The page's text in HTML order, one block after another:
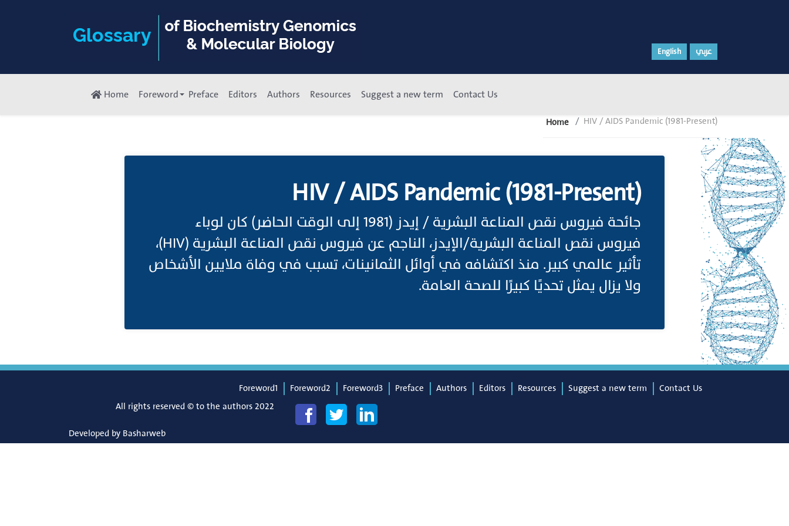
English عربي
Home Foreword Preface Editors Authors Resources Suggest a new term Contact Us
Home HIV / AIDS Pandemic (1981-Present)
HIV / AIDS Pandemic (1981-Present)
جائحة فيروس نقص المناعة البشرية / إيدز (1981 إلى الوقت الحاضر) كان لوباء
فيروس نقص المناعة البشرية/الإيدز، الناجم عن فيروس نقص المناعة البشرية (HIV)،
تأثير عالمي كبير. منذ اكتشافه في أوائل الثمانينات، تسبب في وفاة ملايين الأشخاص
ولا يزال يمثل تحديًا كبيرًا للصحة العامة.
Foreword1 Foreword2 Foreword3 Preface Authors Editors Resources Suggest a new term
Contact Us
All rights reserved © to the authors 2022
Developed by Basharweb